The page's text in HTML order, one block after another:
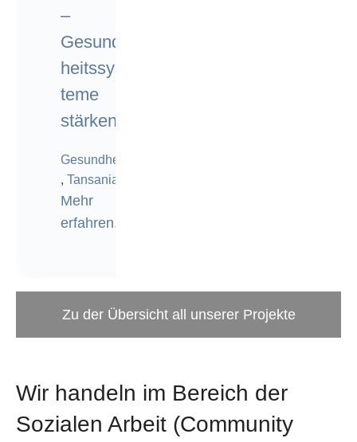
–
Gesund
heitssys
teme
stärken
Gesundheit
, Tansania
Mehr
erfahren.
Zu der Übersicht all unserer Projekte
Wir handeln im Bereich der
Sozialen Arbeit (Community